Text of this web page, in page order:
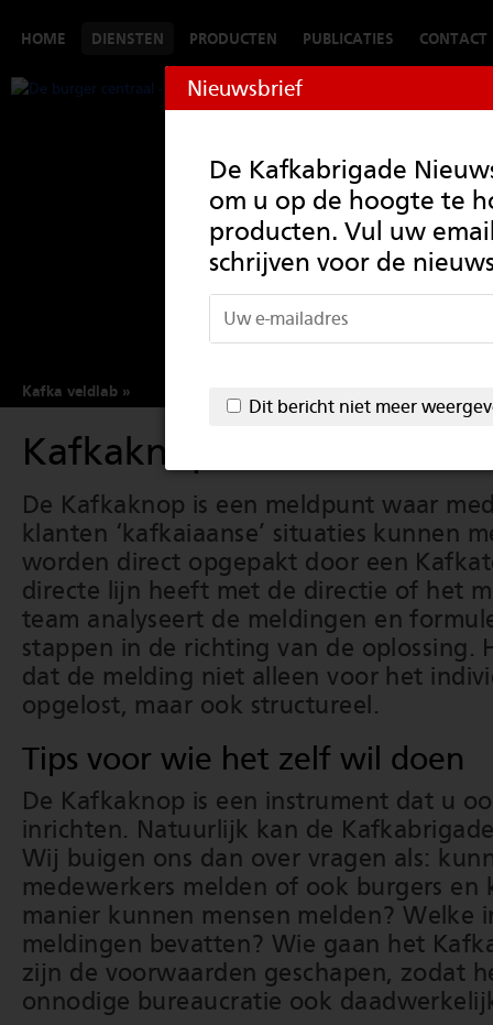
HOME DIENSTEN PRODUCTEN PUBLICATIES CONTACT
Kafka veldlab
Kafkaknop
De Kafkaknop is een meldpunt waar
klanten ‘kafkaiaanse’ situaties kunnen
worden direct opgepakt door een
directe lijn heeft met de directie of het
team analyseert de meldingen en
stappen in de richting van de oplossing.
dat de melding niet alleen voor het
opgelost, maar ook structureel.
Tips voor wie het zelf wil doen
De Kafkaknop is een instrument dat u
inrichten. Natuurlijk kan de
Wij buigen ons dan over vragen als:
medewerkers melden of ook burgers en
manier kunnen mensen melden? Welke
meldingen bevatten? Wie gaan het
zijn de voorwaarden geschapen, zodat
onnodige bureaucratie ook
Nieuwsbrief
De Kafkabrigade
om u op de hoogte te
producten. Vul uw
schrijven voor de
Dit bericht niet meer